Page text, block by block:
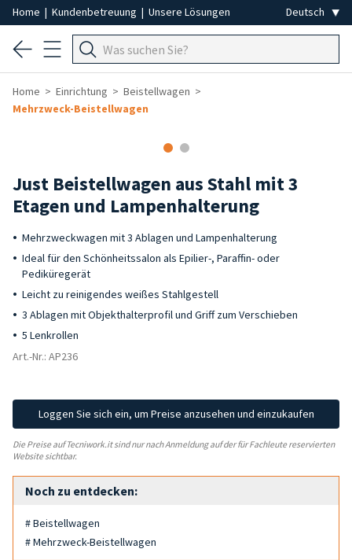
Home | Kundenbetreuung | Unsere Lösungen
Home Einrichtung
Beistellwagen
Mehrzweck-Beistellwagen
Just Beistellwagen aus Stahl mit 3
Etagen und Lampenhalterung
Mehrzweckwagen mit 3 Ablagen und Lampenhalterung
Ideal für den Schönheitssalon als Epilier-, Paraffin- oder
Pediküregerät
Leicht zu reinigendes weißes Stahlgestell
3 Ablagen mit Objekthalterprofil und Griff zum Verschieben
5 Lenkrollen
Art.-Nr.: AP236
Loggen Sie sich ein, um Preise anzusehen und einzukaufen
Die Preise auf Tecniwork.it sind nur nach Anmeldung auf der für Fachleute reservierten
Website sichtbar.
Noch zu entdecken:
# Beistellwagen
# Mehrzweck-Beistellwagen